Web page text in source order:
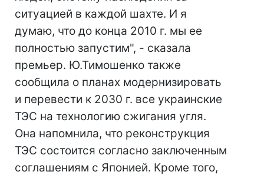
ситуацией в каждой шахте. И я
думаю, что до конца 2010 г. мы ее
полностью запустим", - сказала
премьер. Ю.Тимошенко также
сообщила о планах модернизировать
и перевести к 2030 г. все украинские
ТЭС на технологию сжигания угля.
Она напомнила, что реконструкция
ТЭС состоится согласно заключенным
соглашениям с Японией. Кроме того,